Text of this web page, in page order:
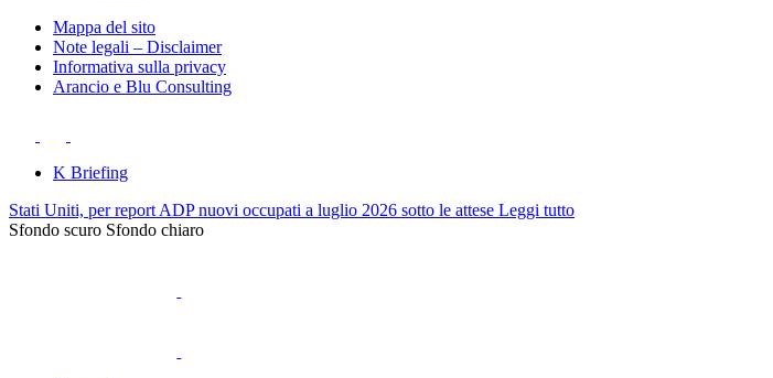
Mappa del sito
Note legali – Disclaimer
Informativa sulla privacy
Arancio e Blu Consulting
K Briefing
Stati Uniti, per report ADP nuovi occupati a luglio 2026 sotto le attese Leggi tutto
Sfondo scuro Sfondo chiaro